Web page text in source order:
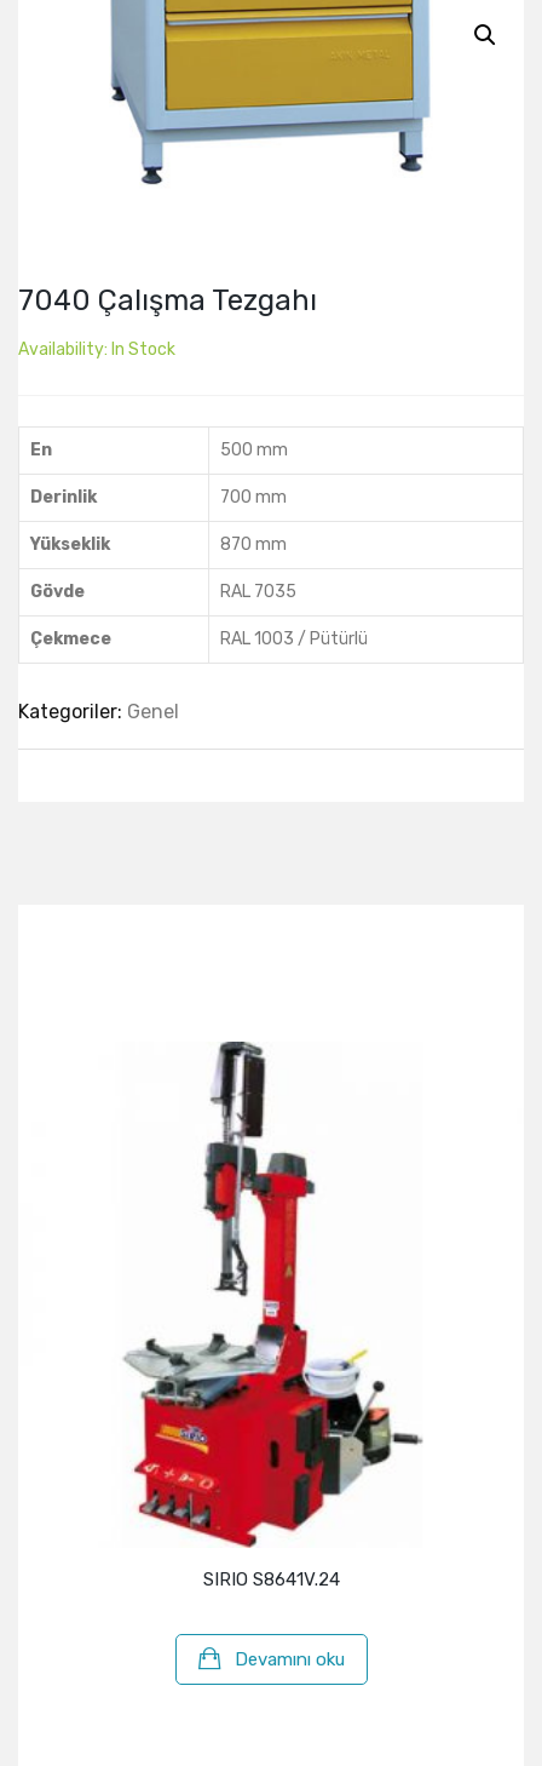
7040 Çalışma Tezgahı
Availability: In Stock
En 500 mm
Derinlik 700 mm
Yükseklik 870 mm
Gövde RAL 7035
Çekmece RAL 1003 / Pütürlü
Kategoriler: Genel
SIRIO S8641V.24
Devamını oku